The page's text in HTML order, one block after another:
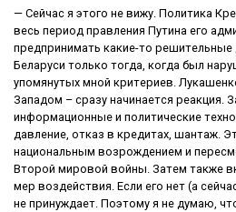
— Сейчас я этого не вижу. Политика
весь период правления Путина его
предпринимать какие-то
Беларуси только тогда, когда был
упомянутых мной критериев.
Западом – сразу начинается реакция.
информационные и политические
давление, отказ в кредитах, шантаж.
национальным возрождением и
Второй мировой войны. Затем также
мер воздействия. Если его нет (а
не принуждает. Поэтому я не думаю,